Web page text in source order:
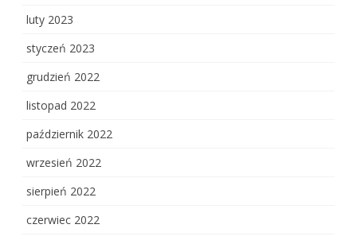
luty 2023
styczeń 2023
grudzień 2022
listopad 2022
październik 2022
wrzesień 2022
sierpień 2022
czerwiec 2022